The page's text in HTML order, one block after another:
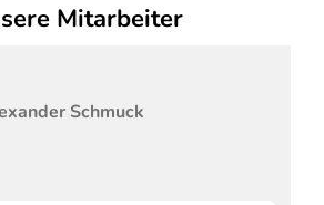
Mitarbeiter
Schmuck